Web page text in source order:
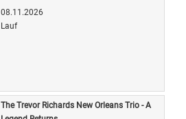
08.11.2026
Lauf
The Trevor Richards New Orleans Trio - A